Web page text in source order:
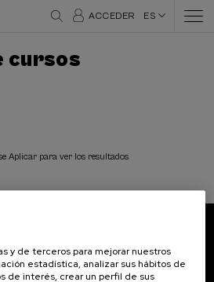
ACCEDER ES
cursos
Aplicar para ver los resultados
a en recibir las
y de terceros para mejorar nuestros
estadística, analizar sus hábitos de
de interés, crear un perfil de sus